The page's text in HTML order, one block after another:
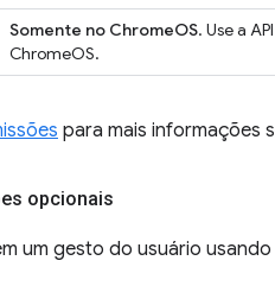
Somente no ChromeOS. Use a API
ChromeOS.
para mais informações
opcionais
um gesto do usuário usando